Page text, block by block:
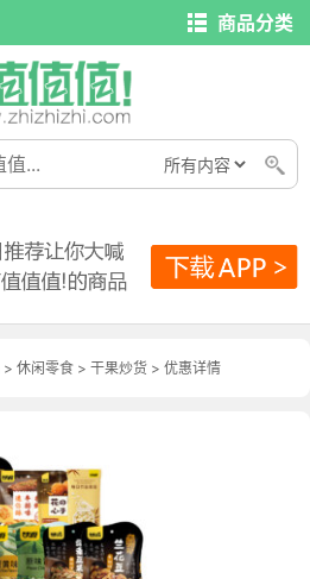
商品分类
> 休闲零食 > 干果炒货 > 优惠详情